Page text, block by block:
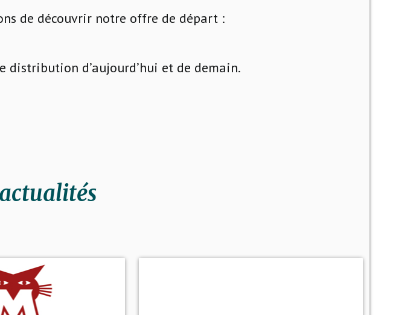
de découvrir notre offre de départ :
distribution d’aujourd’hui et de demain.